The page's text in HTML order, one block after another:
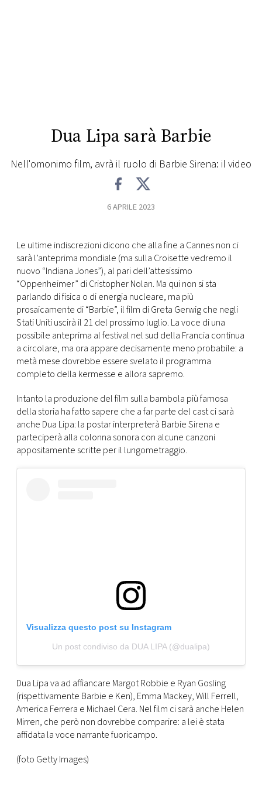
VIDEO
TV
RMC
CONSIGLIA
Dua Lipa sarà Barbie
Nell'omonimo film, avrà il ruolo di Barbie Sirena: il video
6 APRILE 2023
Le ultime indiscrezioni dicono che alla fine a Cannes non ci
sarà l’anteprima mondiale (ma sulla Croisette vedremo il
nuovo “Indiana Jones”), al pari dell’attesissimo
“Oppenheimer” di Cristopher Nolan. Ma qui non si sta
parlando di fisica o di energia nucleare, ma più
prosaicamente di “Barbie”, il film di Greta Gerwig che negli
Stati Uniti uscirà il 21 del prossimo luglio. La voce di una
possibile anteprima al festival nel sud della Francia continua
a circolare, ma ora appare decisamente meno probabile: a
metà mese dovrebbe essere svelato il programma
completo della kermesse e allora sapremo.
Intanto la produzione del film sulla bambola più famosa
della storia ha fatto sapere che a far parte del cast ci sarà
anche Dua Lipa: la postar interpreterà Barbie Sirena e
parteciperà alla colonna sonora con alcune canzoni
appositamente scritte per il lungometraggio.
Visualizza questo post su Instagram
Un post condiviso da DUA LIPA (@dualipa)
Dua Lipa va ad affiancare Margot Robbie e Ryan Gosling
(rispettivamente Barbie e Ken), Emma Mackey, Will Ferrell,
America Ferrera e Michael Cera. Nel film ci sarà anche Helen
Mirren, che però non dovrebbe comparire: a lei è stata
affidata la voce narrante fuoricampo.
(foto Getty Images)